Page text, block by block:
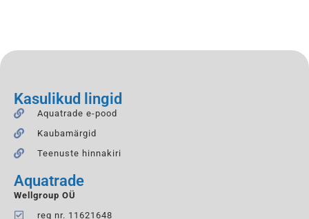
Kasulikud lingid
Aquatrade e-pood
Kaubamärgid
Teenuste hinnakiri
Aquatrade
Wellgroup OÜ
reg nr. 11621648